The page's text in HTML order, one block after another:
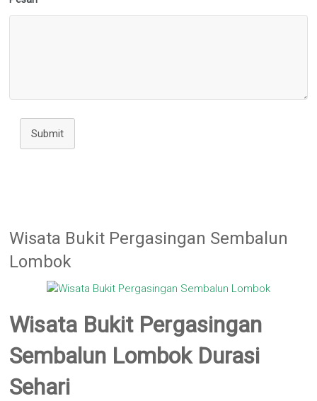
Submit
Wisata Bukit Pergasingan Sembalun
Lombok
Wisata Bukit Pergasingan
Sembalun Lombok Durasi
Sehari